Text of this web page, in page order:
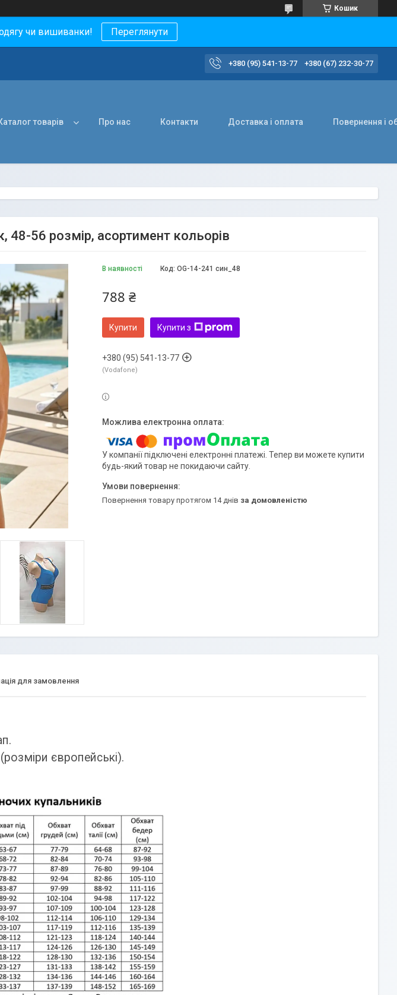
Кошик
чи вишиванки! Переглянути
+380 (95) 541-13-77 +380 (67) 232-30-77
товарів Про нас Контакти Доставка і оплата Повернення і
48-56 розмір, асортимент кольорів
В наявності Код: OG-14-241 син_48
788 ₴
Купити Купити з
+380 (95) 541-13-77
Vodafone
У компанії підключені електронні платежі. Тепер ви можете купити
будь-який товар не покидаючи сайту.
повернення товару протягом 14 днів за домовленістю
для замовлення
європейські).